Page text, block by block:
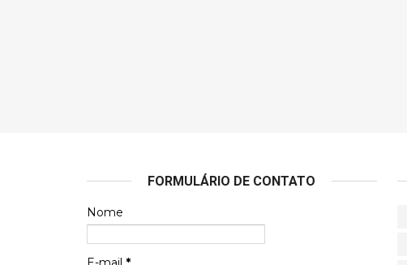
FORMULÁRIO DE CONTATO
Nome